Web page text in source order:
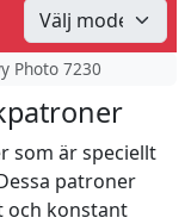
Photo 7230
som är speciellt
patroner
och konstant